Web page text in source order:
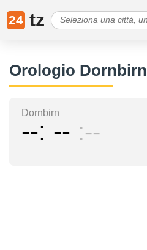
24 tz
Orologio Dornbirn
Dornbirn
-- -- --